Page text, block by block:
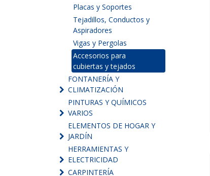
Placas y Soportes
Tejadillos, Conductos y
Aspiradores
Vigas y Pergolas
Accesorios para
cubiertas y tejados
FONTANERÍA Y
CLIMATIZACIÓN
PINTURAS Y QUÍMICOS
VARIOS
ELEMENTOS DE HOGAR Y
JARDÍN
HERRAMIENTAS Y
ELECTRICIDAD
CARPINTERÍA